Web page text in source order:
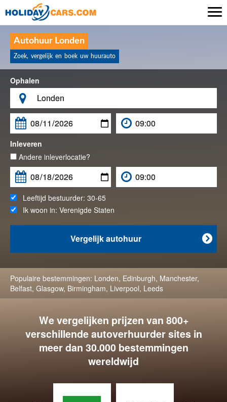
Autohuur Londen
Zoek, vergelijk en boek uw huurauto
Ophalen


Inleveren
Andere inleverlocatie?
Leeftijd bestuurder: 30-65
Ik woon in: Verenigde Staten

Vergelijk autohuur
Populaire bestemmingen: Londen, Edinburgh, Manchester,
Belfast, Glasgow, Birmingham, Liverpool, Leeds
We vergelijken prijzen van 800+
verschillende autoverhuurder sites in
meer dan 30.000 bestemmingen
wereldwijd